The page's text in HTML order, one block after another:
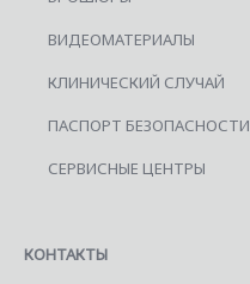
ВИДЕОМАТЕРИАЛЫ
КЛИНИЧЕСКИЙ СЛУЧАЙ
ПАСПОРТ БЕЗОПАСНОСТИ
СЕРВИСНЫЕ ЦЕНТРЫ
КОНТАКТЫ